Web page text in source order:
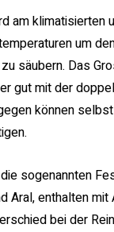
am
um
säubern. Das
gut mit der
können
sogenannten
Aral, enthalten
bei der